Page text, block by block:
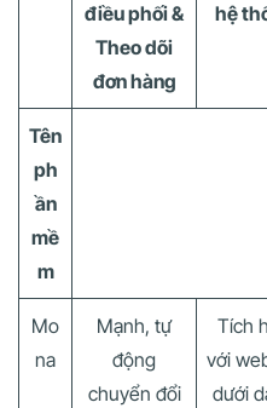
điều phối &
Theo dõi
đơn hàng
hệ
Tên
ph
ần
mề
m
Mo
na
Mạnh, tự
động
chuyển đổi
Tích
với
dưới